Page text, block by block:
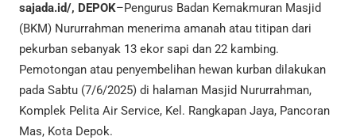
sajada.id/, DEPOK–Pengurus Badan Kemakmuran Masjid
(BKM) Nururrahman menerima amanah atau titipan dari
pekurban sebanyak 13 ekor sapi dan 22 kambing.
Pemotongan atau penyembelihan hewan kurban dilakukan
pada Sabtu (7/6/2025) di halaman Masjid Nururrahman,
Komplek Pelita Air Service, Kel. Rangkapan Jaya, Pancoran
Mas, Kota Depok.